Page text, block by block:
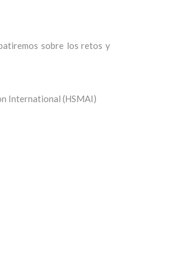
sobre los retos y
International (HSMAI)